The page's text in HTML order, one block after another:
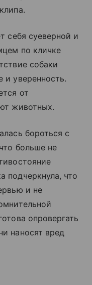
себя суеверной и
по кличке
собаки
и уверенность.
от
животных.
бороться с
больше не
подчеркнула, что
и не
опровергать
наносят вред